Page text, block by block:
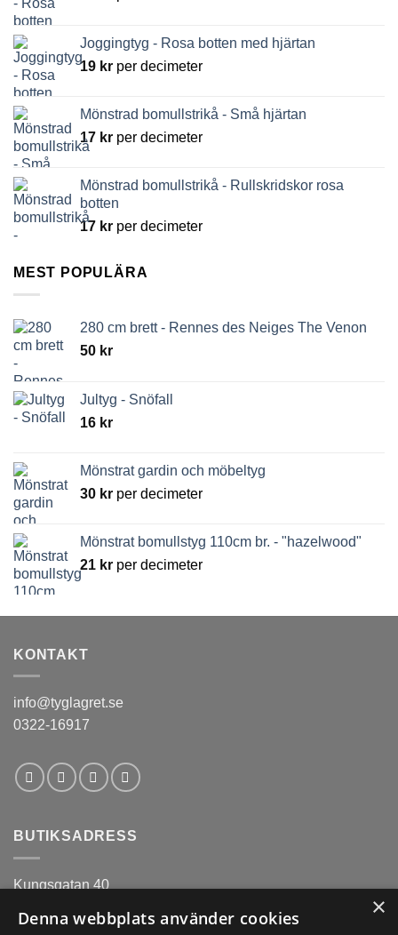
Joggingtyg - Rosa botten med hjärtan
19 kr per decimeter
Mönstrad bomullstrikå - Små hjärtan
17 kr per decimeter
Mönstrad bomullstrikå - Rullskridskor rosa
botten
17 kr per decimeter
MEST POPULÄRA
280 cm brett - Rennes des Neiges The Venon
50 kr
Jultyg - Snöfall
16 kr
Mönstrat gardin och möbeltyg
30 kr per decimeter
Mönstrat bomullstyg 110cm br. - "hazelwood"
21 kr per decimeter
KONTAKT
info@tyglagret.se
0322-16917
BUTIKSADRESS
Kungsgatan 40
Alingsås
×
Denna webbplats använder cookies